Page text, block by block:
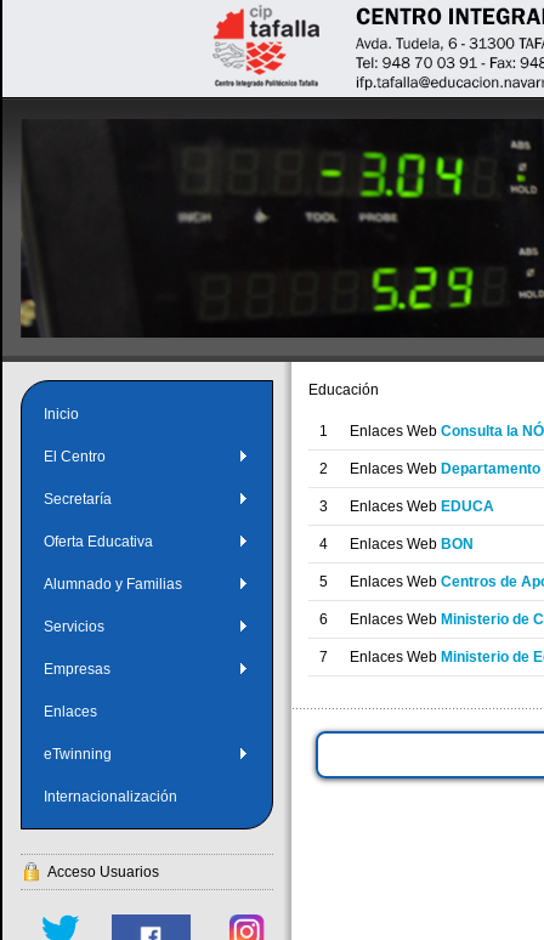
Educación
1 Enlaces Web Consulta la
2 Enlaces Web
3 Enlaces Web EDUCA
4 Enlaces Web BON
5 Enlaces Web Centros de
6 Enlaces Web Ministerio de
7 Enlaces Web Ministerio de
Inicio
El Centro
Secretaría
Oferta Educativa
Alumnado y Familias
Servicios
Empresas
Enlaces
eTwinning
Internacionalización
Acceso Usuarios